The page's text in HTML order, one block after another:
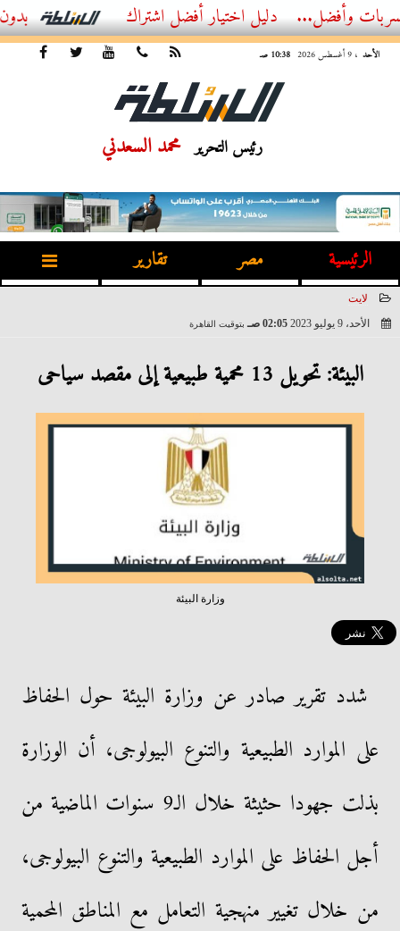
أفضل اشتراك IPTV بدون تقطيع 2026 – دليل المشاهد العصري
الأحد ، 9 أغسطس 2026 10:38 صـ
رئيس التحرير محمد السعدني
الرئيسية مصر تقارير
لايت
الأحد، 9 يوليو 2023
02:05 صـ بتوقيت القاهرة
البيئة: تحويل 13 محمية طبيعية إلى مقصد سياحى
وزارة البيئة
شدد تقرير صادر عن وزارة البيئة حول الحفاظ
على الموارد الطبيعية والتنوع البيولوجى، أن الوزارة
بذلت جهودا حثيثة خلال الـ9 سنوات الماضية من
أجل الحفاظ على الموارد الطبيعية والتنوع البيولوجى،
من خلال تغيير منهجية التعامل مع المناطق المحمية